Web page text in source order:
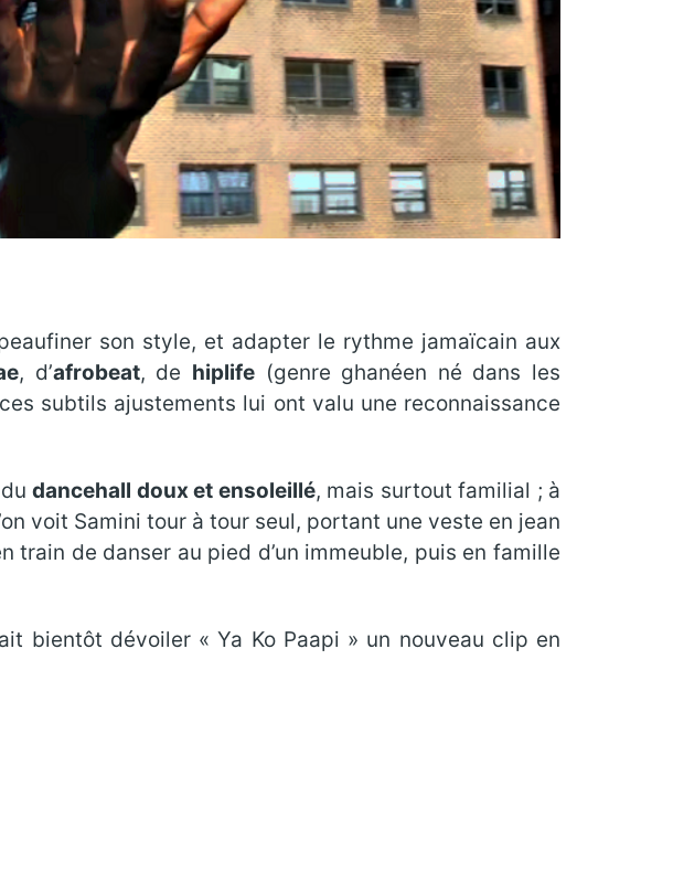
son style, et adapter le rythme jamaïcain aux
, d’afrobeat, de hiplife(genre ghanéen né dans les
subtils ajustements lui ont valu une reconnaissance
dudancehall doux et ensoleillé, mais surtout familial ; à
voit Samini tour à tour seul, portant une veste en jean
train de danser au pied d’un immeuble, puis en famille
bientôt dévoiler « Ya Ko Paapi » un nouveau clip en